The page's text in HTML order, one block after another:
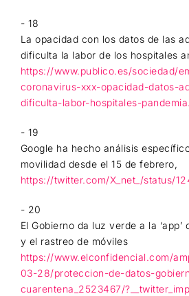
- 18
La opacidad con los datos de las
dificulta la labor de los hospitales
https://www.publico.es/sociedad/
coronavirus-xxx-opacidad-datos-
dificulta-labor-hospitales-
- 19
Google ha hecho análisis
movilidad desde el 15 de febrero,
https://twitter.com/X_net_/status/
- 20
El Gobierno da luz verde a la
y el rastreo de móviles
https://www.elconfidencial.com/
03-28/proteccion-de-datos-
cuarentena_2523467/